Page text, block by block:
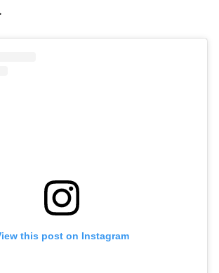
this post on Instagram